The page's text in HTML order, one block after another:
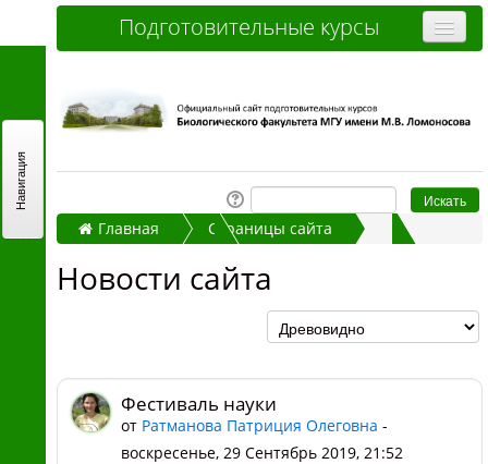
Подготовительные курсы
Дистанционные курсы
Как записаться и оплатить
Контакты
Часто задаваемые вопросы
Вы не вошли в систему (Вход)
Главная
Страницы сайта
Новости сайта
Фестиваль науки
от Ратманова Патриция Олеговна -
воскресенье, 29 Сентябрь 2019, 21:52
Навигация